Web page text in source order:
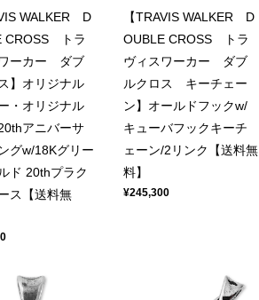
WALKER D
CROSS トラ
ーカー ダブ
】オリジナル
・オリジナル
アニバーサ
グw/18Kグリー
ド 20thプラク
ス【送料無
【TRAVIS WALKER D
OUBLE CROSS トラ
ヴィスワーカー ダブ
ルクロス キーチェー
ン】オールドフックw/
キューバフックキーチ
ェーン/2リンク【送料無
料】
¥245,300